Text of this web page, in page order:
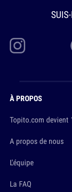
À PROPOS
Topito.com devient
A propos de nous
L'équipe
La FAQ